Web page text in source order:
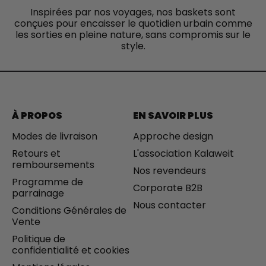
N
I
Q
U
T
R
A
B
L
E
Inspirées par nos voyages, nos baskets sont
conçues pour encaisser le quotidien urbain comme
les sorties en pleine nature, sans compromis sur le
style.
À PROPOS
Modes de livraison
Retours et
remboursements
Programme de
parrainage
Conditions Générales de
Vente
Politique de
confidentialité et cookies
EN SAVOIR PLUS
Approche design
L'association Kalaweit
Nos revendeurs
Corporate B2B
Nous contacter